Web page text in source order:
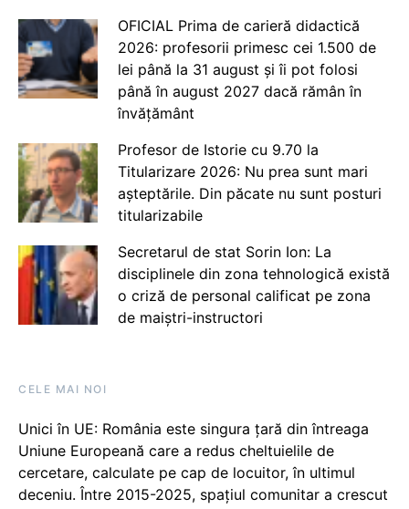
OFICIAL Prima de carieră didactică
2026: profesorii primesc cei 1.500 de
lei până la 31 august și îi pot folosi
până în august 2027 dacă rămân în
învățământ
Profesor de Istorie cu 9.70 la
Titularizare 2026: Nu prea sunt mari
așteptările. Din păcate nu sunt posturi
titularizabile
Secretarul de stat Sorin Ion: La
disciplinele din zona tehnologică există
o criză de personal calificat pe zona
de maiștri-instructori
CELE MAI NOI
Unici în UE: România este singura țară din întreaga
Uniune Europeană care a redus cheltuielile de
cercetare, calculate pe cap de locuitor, în ultimul
deceniu. Între 2015-2025, spațiul comunitar a crescut